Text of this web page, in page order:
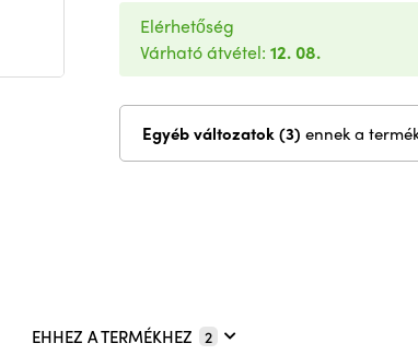
Elérhetőség
Várható átvétel: 12. 08.
Egyéb változatok (3) ennek a
EHHEZ A TERMÉKHEZ 2